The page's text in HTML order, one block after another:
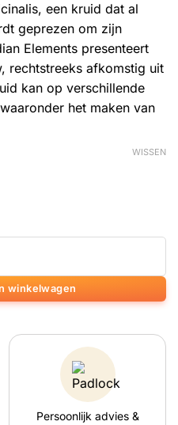
een kruid dat al
geprezen om zijn
Elements presenteert
rechtstreeks afkomstig uit
kan op verschillende
het maken van
WISSEN
winkelwagen
Persoonlijk advies &